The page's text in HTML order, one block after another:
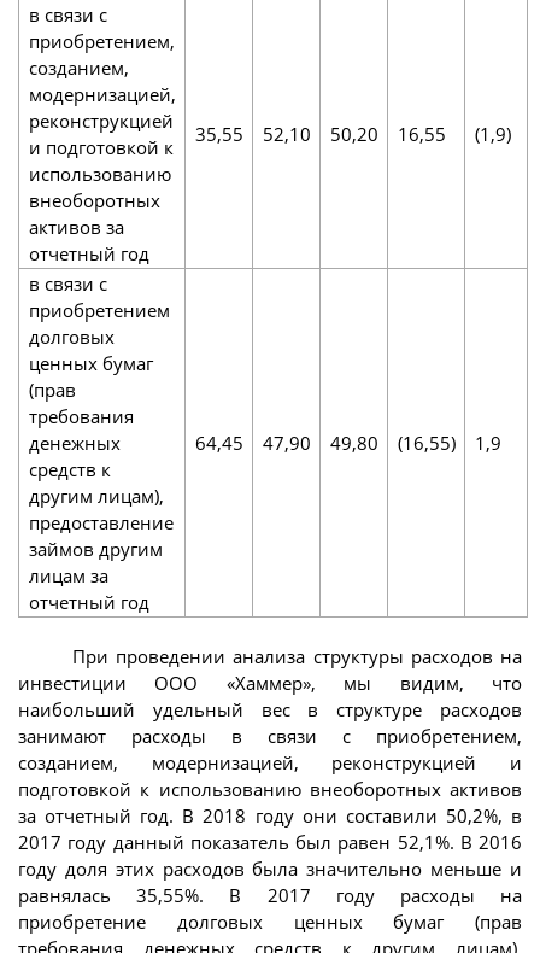
в связи с
приобретением,
созданием,
модернизацией,
реконструкцией
и подготовкой к
использованию
внеоборотных
активов за
отчетный год
35,55 52,10 50,20 16,55 (1,9)
в связи с
приобретением
долговых
ценных бумаг
(прав
требования
денежных
средств к
другим лицам),
предоставление
займов другим
лицам за
отчетный год
64,45 47,90 49,80 (16,55) 1,9
При проведении анализа структуры расходов на
инвестиции ООО «Хаммер», мы видим, что
наибольший удельный вес в структуре расходов
занимают расходы в связи с приобретением,
созданием, модернизацией, реконструкцией и
подготовкой к использованию внеоборотных активов
за отчетный год. В 2018 году они составили 50,2%, в
2017 году данный показатель был равен 52,1%. В 2016
году доля этих расходов была значительно меньше и
равнялась 35,55%. В 2017 году расходы на
приобретение долговых ценных бумаг (прав
требования денежных средств к другим лицам),